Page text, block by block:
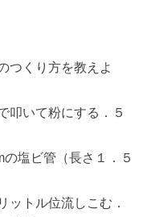
つくり方を教えよ
叩いて粉にする．５
塩ビ管（長さ１．５
トル位流しこむ．